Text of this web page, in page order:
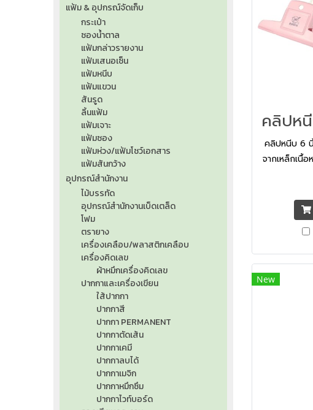
คลิปหนีบ 6
จากเหล็กเนื้
ดี อบด้วย
เเข็งเเร
New
แฟ้ม & อุปกรณ์จัดเก็บ
กระเป๋า
ซองน้ำตาล
แฟ้มกล่าวรายงาน
แฟ้มเสนอเซ็น
แฟ้มหนีบ
แฟ้มแขวน
สันรูด
ลิ้นแฟ้ม
แฟ้มเจาะ
แฟ้มซอง
แฟ้มห่วง/แฟ้มโชว์เอกสาร
แฟ้มสันกว้าง
อุปกรณ์สำนักงาน
ไม้บรรทัด
อุปกรณ์สำนักงานเบ็ดเตล็ด
โฟม
ตรายาง
เครื่องเคลือบ/พลาสติกเคลือบ
เครื่องคิดเลข
ผ้าหมึกเครื่องคิดเลข
ปากกาและเครื่องเขียน
ใส้ปากกา
ปากกาสี
ปากกา PERMANENT
ปากกาตัดเส้น
ปากกาเคมี
ปากกาลบได้
ปากกาเมจิก
ปากกาหมึกซึม
ปากกาไวท์บอร์ด